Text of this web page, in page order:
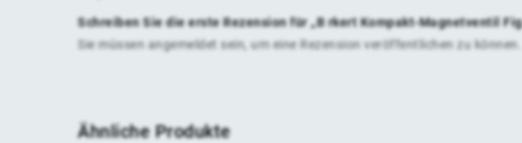
Schreiben Sie die erste Rezension für „B rkert Kompakt-Magnetventil
Sie müssen angemeldet sein, um eine Rezension veröffentlichen zu können.
Ähnliche Produkte